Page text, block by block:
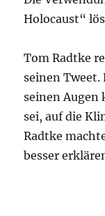
Holocaust“
Tom Radtke
seinen Tweet.
seinen Augen
sei, auf die
Radtke
besser